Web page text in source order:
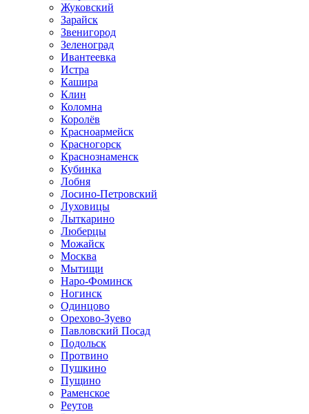
Жуковский
Зарайск
Звенигород
Зеленоград
Ивантеевка
Истра
Кашира
Клин
Коломна
Королёв
Красноармейск
Красногорск
Краснознаменск
Кубинка
Лобня
Лосино-Петровский
Луховицы
Лыткарино
Люберцы
Можайск
Москва
Мытищи
Наро-Фоминск
Ногинск
Одинцово
Орехово-Зуево
Павловский Посад
Подольск
Протвино
Пушкино
Пущино
Раменское
Реутов